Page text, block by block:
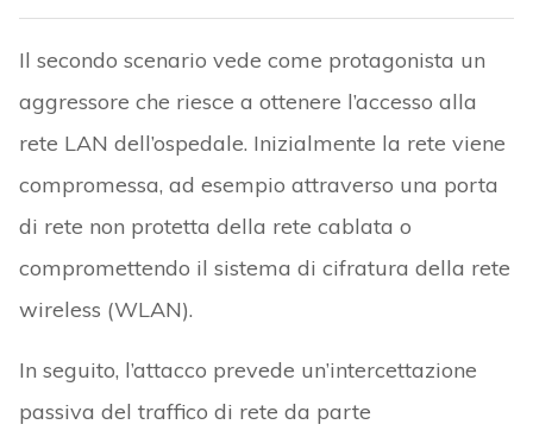
Il secondo scenario vede come protagonista un
aggressore che riesce a ottenere l’accesso alla
rete LAN dell’ospedale. Inizialmente la rete viene
compromessa, ad esempio attraverso una porta
di rete non protetta della rete cablata o
compromettendo il sistema di cifratura della rete
wireless (WLAN).
In seguito, l’attacco prevede un’intercettazione
passiva del traffico di rete da parte